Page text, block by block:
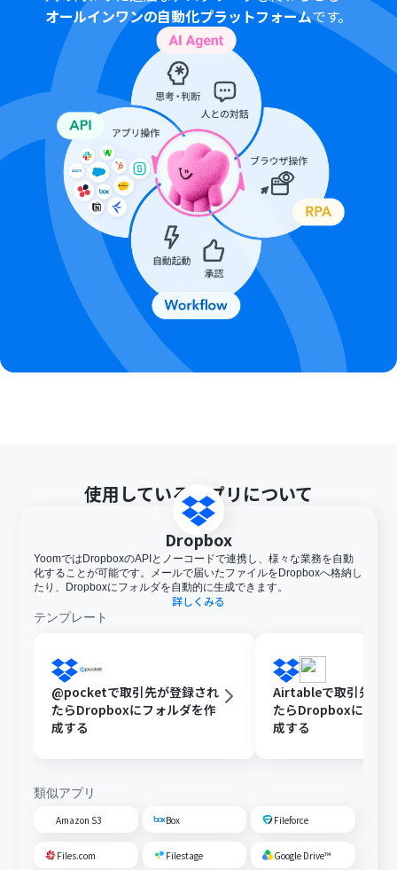
やWebサイトの仕様に合わせて、ブラウザ操作のフロー
を柔軟に設定してください。
Dropboxへのファイルアップロード設定では、ファイル
名や格納先のフォルダを任意のIDに変更することが可能
■注意事項
Discord、DropboxのそれぞれとYoomを連携してくださ
い。
トリガーは5分、10分、15分、30分、60分の間隔で起動
間隔を選択できます。
プランによって最短の起動間隔が異なりますので、ご注意
ください。
ダウンロード可能なファイル容量は最大300MBまでで
す。アプリの仕様によっては300MB未満になる可能性が
あるので、ご注意ください。
トリガー、各オペレーションでの取り扱い可能なファイ
ル容量の詳細は下記を参照ください。
https://intercom.help/yoom/ja/articles/9413924
分岐はミニプラン以上のプランでご利用いただける機能
（オペレーション）となっております。フリープランの場
ブラウザを操作するオペレーションはサクセスプランで
のみご利用いただける機能となっております。フリープラ
ン・ミニプラン・チームプランの場合は設定しているフロ
ーボットのオペレーションはエラーとなりますので、ご注
意ください。
サクセスプランなどの有料プランは、2週間の無料トライ
アルを行うことが可能です。無料トライアル中には制限対
象のアプリやブラウザを操作するオペレーションを使用
ブラウザを操作するオペレーションの設定方法は下記を
ご参照ください。
https://intercom.help/yoom/ja/articles/9099691
オールインワンの自動化プラットフォームです。
使用しているアプリについて
Dropbox
YoomではDropboxのAPIとノーコードで連携し、様々な業務を自動
化することが可能です。メールで届いたファイルをDropboxへ格納し
たり、Dropboxにフォルダを自動的に生成できます。
詳しくみる
テンプレート
@pocketで取引先が登録され
たらDropboxにフォルダを作
成する
Airtableで取引先が
たらDropboxにフォ
成する
類似アプリ
Amazon S3 Box Fileforce
Files.com Filestage Google Drive™